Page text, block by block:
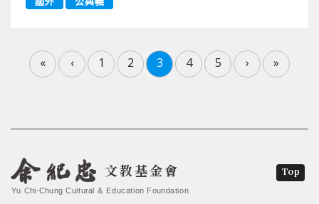
« ‹ 1 2 3 4 5 › »
文教基金會
Yu Chi-Chung Cultural & Education Foundation
Top